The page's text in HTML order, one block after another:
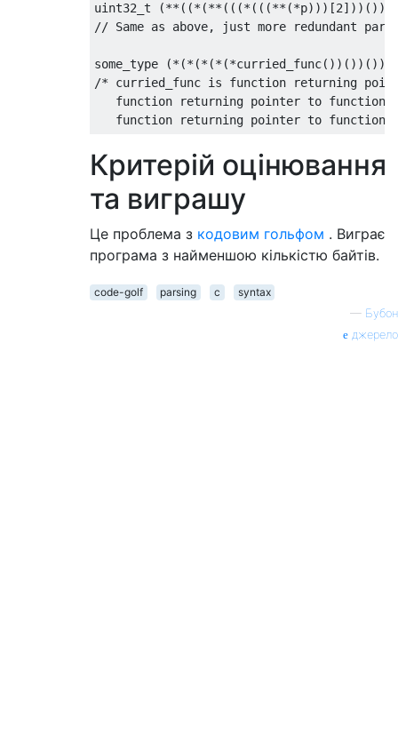
uint32_t
// Same as above, just more redundant
some_type
/* curried_func is function returning
function returning pointer to function
Критерій оцінювання
та виграшу
Це проблема з кодовим гольфом . Виграє
програма з найменшою кількістю байтів.
code-golf parsing c
syntax
— Бубон
джерело